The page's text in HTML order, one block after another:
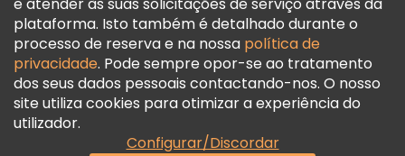
Programa De Fidelidade
plataforma. Isto também é detalhado durante o
processo de reserva e na nossa política de
privacidade. Pode sempre opor-se ao tratamento
dos seus dados pessoais contactando-nos. O nosso
site utiliza cookies para otimizar a experiência do
utilizador.
Configurar/Discordar